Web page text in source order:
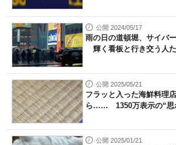
公開 2024/05/17
雨の日の道頓堀、サイバ
輝く看板と行き交う人
公開 2025/05/21
フラッと入った海鮮料理
ら…… 1350万表示の“思
公開 2025/01/21